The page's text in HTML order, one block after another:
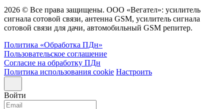
2026 © Все права защищены. ООО «Вегател»: усилитель
сигнала сотовой связи, антенна GSM, усилитель сигнала
сотовой связи для дачи, автомобильный GSM репитер.
Политика «Обработка ПДн»
Пользовательское соглашение
Согласие на обработку ПДн
Политика использования cookie Настроить
Войти